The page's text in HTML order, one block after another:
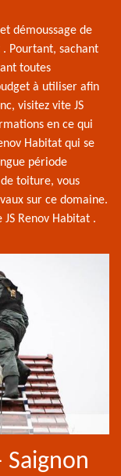
démoussage de
Pourtant, sachant
toutes
à utiliser afin
visitez vite JS
en ce qui
Habitat qui se
période
toiture, vous
sur ce domaine.
Renov Habitat .